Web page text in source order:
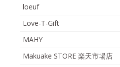
loeuf
Love-T-Gift
MAHY
Makuake STORE 楽天市場店